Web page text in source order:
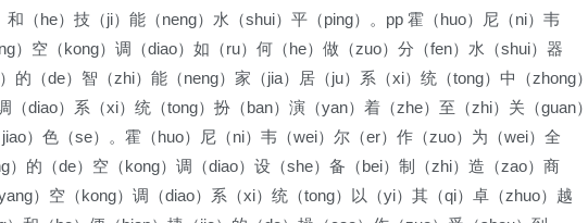
和（he）技（ji）能（neng）水（shui）平（ping）。pp 霍（huo）尼（ni）韦
）空（kong）调（diao）如（ru）何（he）做（zuo）分（fen）水（shui）器
的（de）智（zhi）能（neng）家（jia）居（ju）系（xi）统（tong）中（zhong）
diao）系（xi）统（tong）扮（ban）演（yan）着（zhe）至（zhi）关（guan）
）色（se）。霍（huo）尼（ni）韦（wei）尔（er）作（zuo）为（wei）全
）的（de）空（kong）调（diao）设（she）备（bei）制（zhi）造（zao）商
）空（kong）调（diao）系（xi）统（tong）以（yi）其（qi）卓（zhuo）越